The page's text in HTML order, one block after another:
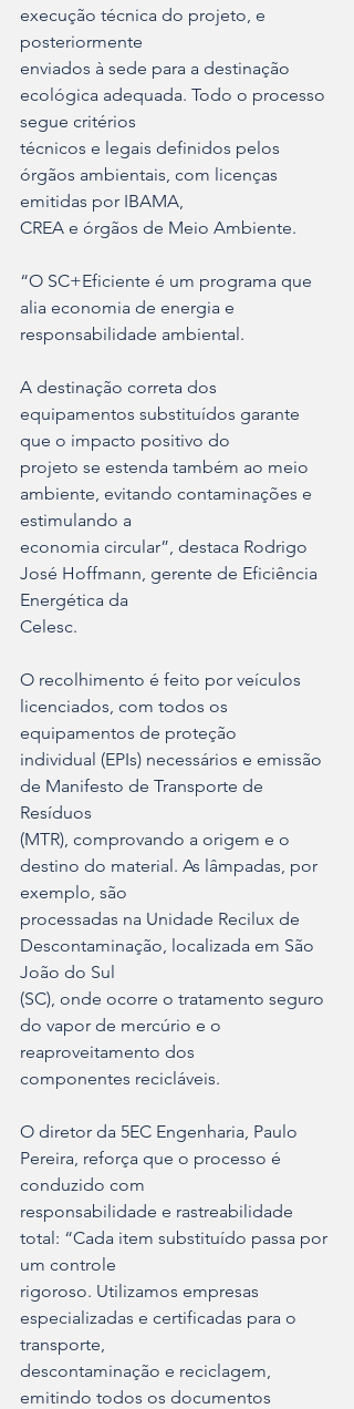
execução técnica do projeto, e
posteriormente
enviados à sede para a destinação
ecológica adequada. Todo o processo
segue critérios
técnicos e legais definidos pelos
órgãos ambientais, com licenças
emitidas por IBAMA,
CREA e órgãos de Meio Ambiente.
“O SC+Eficiente é um programa que
alia economia de energia e
responsabilidade ambiental.
A destinação correta dos
equipamentos substituídos garante
que o impacto positivo do
projeto se estenda também ao meio
ambiente, evitando contaminações e
estimulando a
economia circular”, destaca Rodrigo
José Hoffmann, gerente de Eficiência
Energética da
Celesc.
O recolhimento é feito por veículos
licenciados, com todos os
equipamentos de proteção
individual (EPIs) necessários e emissão
de Manifesto de Transporte de
Resíduos
(MTR), comprovando a origem e o
destino do material. As lâmpadas, por
exemplo, são
processadas na Unidade Recilux de
Descontaminação, localizada em São
João do Sul
(SC), onde ocorre o tratamento seguro
do vapor de mercúrio e o
reaproveitamento dos
componentes recicláveis.
O diretor da 5EC Engenharia, Paulo
Pereira, reforça que o processo é
conduzido com
responsabilidade e rastreabilidade
total: “Cada item substituído passa por
um controle
rigoroso. Utilizamos empresas
especializadas e certificadas para o
transporte,
descontaminação e reciclagem,
emitindo todos os documentos